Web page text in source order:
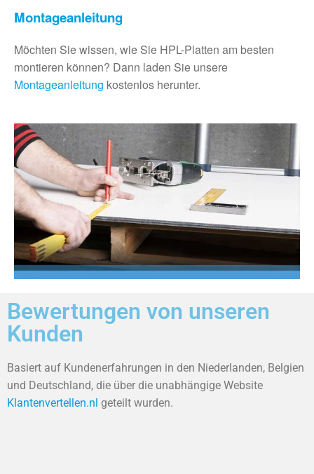
Montageanleitung
Möchten Sie wissen, wie Sie HPL-Platten am besten
montieren können? Dann laden Sie unsere
Montageanleitung kostenlos herunter.
Bewertungen von unseren
Kunden
Basiert auf Kundenerfahrungen in den Niederlanden, Belgien
und Deutschland, die über die unabhängige Website
Klantenvertellen.nl geteilt wurden.